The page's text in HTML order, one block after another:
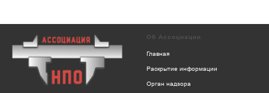
Об Ассоциации
Главная
Раскрытие информации
Орган надзора